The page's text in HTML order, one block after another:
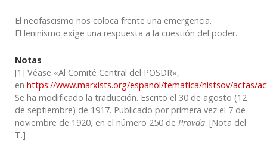
El neofascismo nos coloca frente una emergencia.
El leninismo exige una respuesta a la cuestión del poder.
Notas
[1] Véase «Al Comité Central del POSDR»,
en https://www.marxists.org/espanol/tematica/histsov/actas/
Se ha modificado la traducción. Escrito el 30 de agosto (12
de septiembre) de 1917. Publicado por primera vez el 7 de
noviembre de 1920, en el número 250 de Pravda. [Nota del
T.]